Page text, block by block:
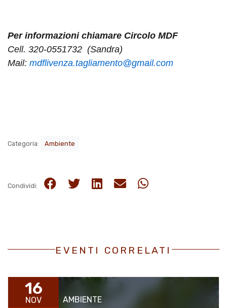
Per informazioni chiamare Circolo MDF
Cell. 320-0551732 (Sandra)
Mail: mdflivenza.tagliamento@gmail.com
Categoria: Ambiente
Condividi:
EVENTI CORRELATI
16
NOV
AMBIENTE